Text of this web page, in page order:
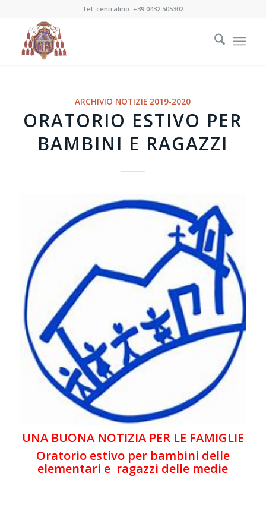
Tel. centralino:+39 0432 505302
ARCHIVIO NOTIZIE 2019-2020
ORATORIO ESTIVO PER
BAMBINI E RAGAZZI
UNA BUONA NOTIZIA PER LE FAMIGLIE
Oratorio estivo per bambini delle
elementari e ragazzi delle medie